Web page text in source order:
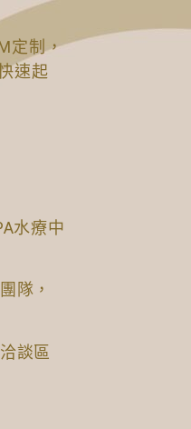
定制，
速起
水療中
隊，
談區